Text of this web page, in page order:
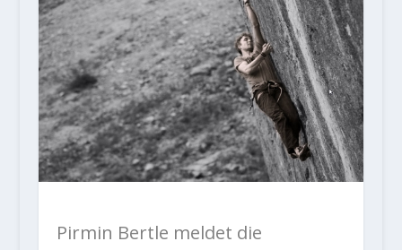
Pirmin Bertle meldet die